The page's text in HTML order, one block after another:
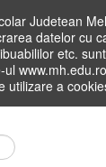
Judetean
datelor cu
etc.
utilizare a